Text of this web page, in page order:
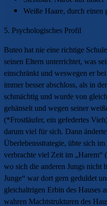
Weiße Haare, durch einen
5. Psychologisches Profil
Buteo hat nie eine richtige
seinen Eltern unterrichtet, was
einschränkt und weswegen er
immer besser abschloss, als in
schmächtig und wurde von
gehänselt und wegen seiner
(*Frostläufer, ein gefedertes
darum viel für sich. Dann
Überlebensstrategie, übte sich
verbrachte viel Zeit im „Harem“
wo sich die anderen Jungs nicht
Junge“ war dort gern geduldet
gleichaltrigen Erbin des Hauses
wahren Machtstrukturen des